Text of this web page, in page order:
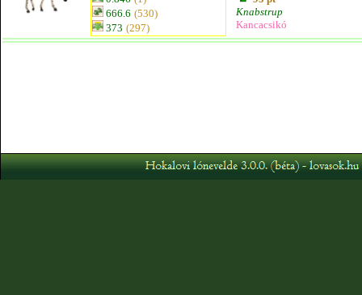
666.6 (530)
373 (297)
Knabstrup
Kancacsikó